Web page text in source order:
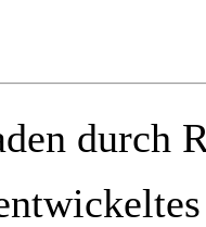
durch